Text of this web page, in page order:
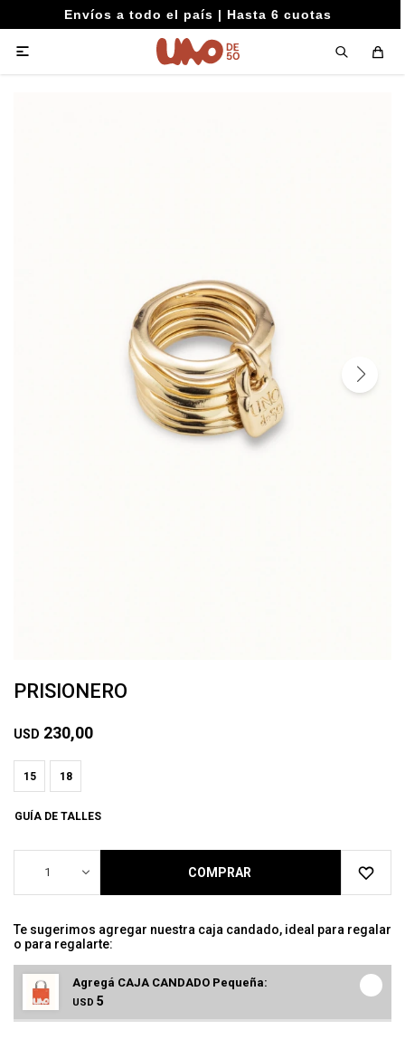
Envíos a todo el país | Hasta 6 cuotas

PRISIONERO
USD 230,00
15 18
GUÍA DE TALLES
1 COMPRAR
Te sugerimos agregar nuestra caja candado, ideal para regalar
o para regalarte:
Agregá CAJA CANDADO Pequeña:
USD 5